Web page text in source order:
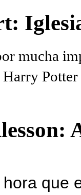
mucha
que